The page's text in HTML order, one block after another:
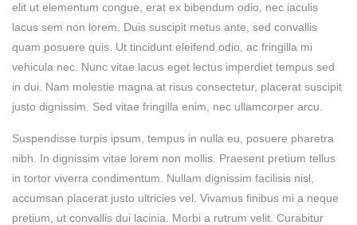
elit ut elementum congue, erat ex bibendum odio, nec iaculis
lacus sem non lorem. Duis suscipit metus ante, sed convallis
quam posuere quis. Ut tincidunt eleifend odio, ac fringilla mi
vehicula nec. Nunc vitae lacus eget lectus imperdiet tempus sed
in dui. Nam molestie magna at risus consectetur, placerat suscipit
justo dignissim. Sed vitae fringilla enim, nec ullamcorper arcu.
Suspendisse turpis ipsum, tempus in nulla eu, posuere pharetra
nibh. In dignissim vitae lorem non mollis. Praesent pretium tellus
in tortor viverra condimentum. Nullam dignissim facilisis nisl,
accumsan placerat justo ultricies vel. Vivamus finibus mi a neque
pretium, ut convallis dui lacinia. Morbi a rutrum velit. Curabitur